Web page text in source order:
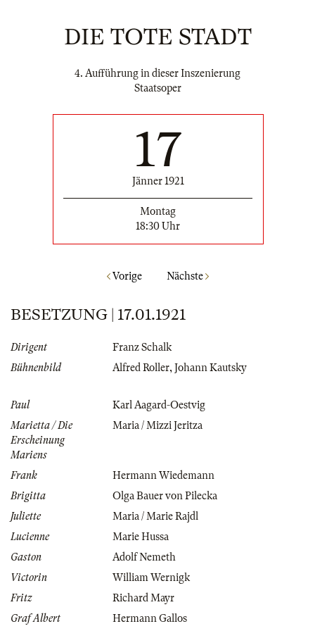
DIE TOTE STADT
4. Aufführung in dieser Inszenierung
Staatsoper
17
Jänner 1921
Montag
18:30 Uhr
Vorige Nächste
BESETZUNG | 17.01.1921
Dirigent
Franz Schalk
Bühnenbild
Alfred Roller,Johann Kautsky
Paul
Karl Aagard-Oestvig
Marietta / Die
Erscheinung
Mariens
Maria / Mizzi Jeritza
Frank
Hermann Wiedemann
Brigitta
Olga Bauer von Pilecka
Juliette
Maria / Marie Rajdl
Lucienne
Marie Hussa
Gaston
Adolf Nemeth
Victorin
William Wernigk
Fritz
Richard Mayr
Graf Albert
Hermann Gallos